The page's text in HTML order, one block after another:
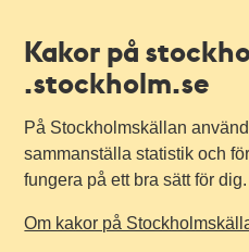
Kakor på
.stockholm.se
På Stockholmskällan
sammanställa statistik och
fungera på ett bra sätt för dig.
Om kakor på